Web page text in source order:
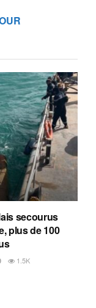
secourus
plus de 100
1.5K